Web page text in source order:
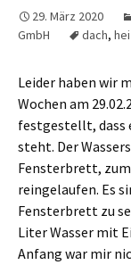
29. März 2020
GmbH
dach,
Leider haben wir
Wochen am
festgestellt, dass
steht. Der
Fensterbrett,
reingelaufen. Es
Fensterbrett zu
Liter Wasser mit
Anfang war mir